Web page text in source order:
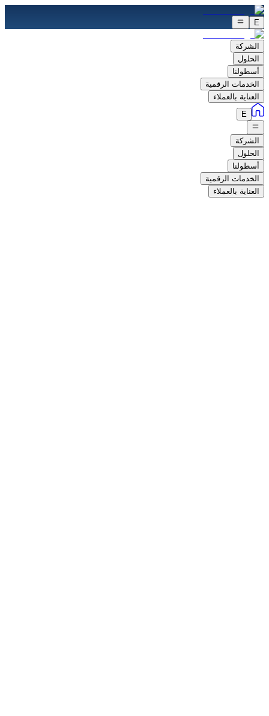
E
الشركة
الحلول
أسطولنا
الخدمات الرقمية
العناية بالعملاء
E
الشركة
الحلول
أسطولنا
الخدمات الرقمية
العناية بالعملاء